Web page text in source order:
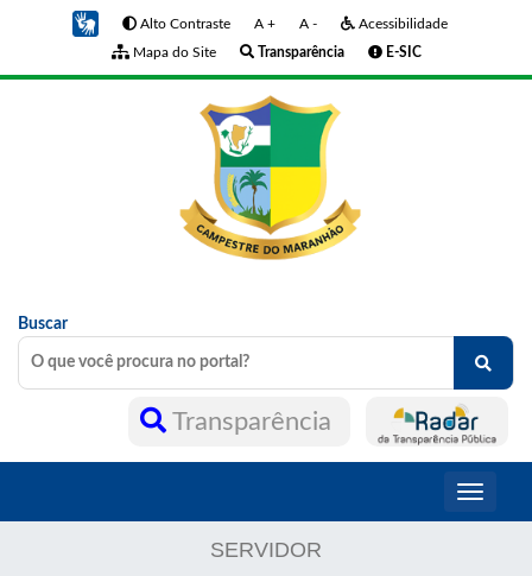
Alto Contraste A + A -
Acessibilidade
Mapa do Site
Transparência E-SIC
Buscar
Transparência
Toggle
SERVIDOR